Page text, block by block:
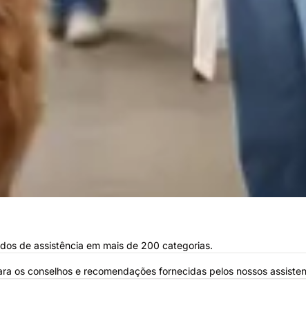
de assistência em mais de 200 categorias.
os conselhos e recomendações fornecidas pelos nossos